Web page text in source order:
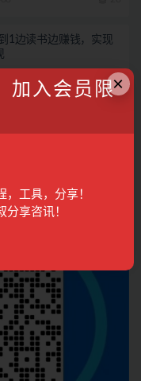
1边读书边赚钱，实现
28
×
加入会员限
工具，分享！
享咨讯！